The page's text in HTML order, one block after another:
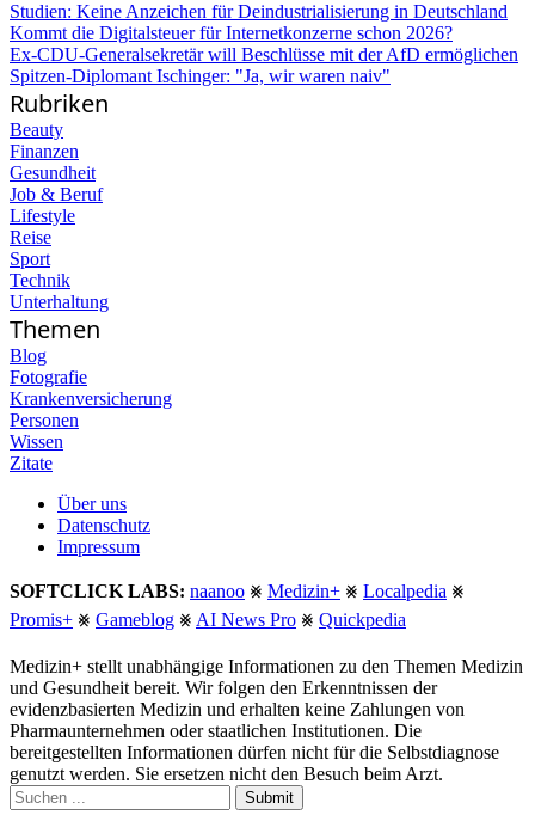
Studien: Keine Anzeichen für Deindustrialisierung in Deutschland
Kommt die Digitalsteuer für Internetkonzerne schon 2026?
Ex-CDU-Generalsekretär will Beschlüsse mit der AfD ermöglichen
Spitzen-Diplomant Ischinger: "Ja, wir waren naiv"
Rubriken
Beauty
Finanzen
Gesundheit
Job & Beruf
Lifestyle
Reise
Sport
Technik
Unterhaltung
Themen
Blog
Fotografie
Krankenversicherung
Personen
Wissen
Zitate
Über uns
Datenschutz
Impressum
SOFTCLICK LABS: naanoo ⨳ Medizin+ ⨳ Localpedia ⨳
Promis+ ⨳ Gameblog ⨳ AI News Pro ⨳ Quickpedia
Medizin+ stellt unabhängige Informationen zu den Themen Medizin
und Gesundheit bereit. Wir folgen den Erkenntnissen der
evidenzbasierten Medizin und erhalten keine Zahlungen von
Pharmaunternehmen oder staatlichen Institutionen. Die
bereitgestellten Informationen dürfen nicht für die Selbstdiagnose
genutzt werden. Sie ersetzen nicht den Besuch beim Arzt.
Submit